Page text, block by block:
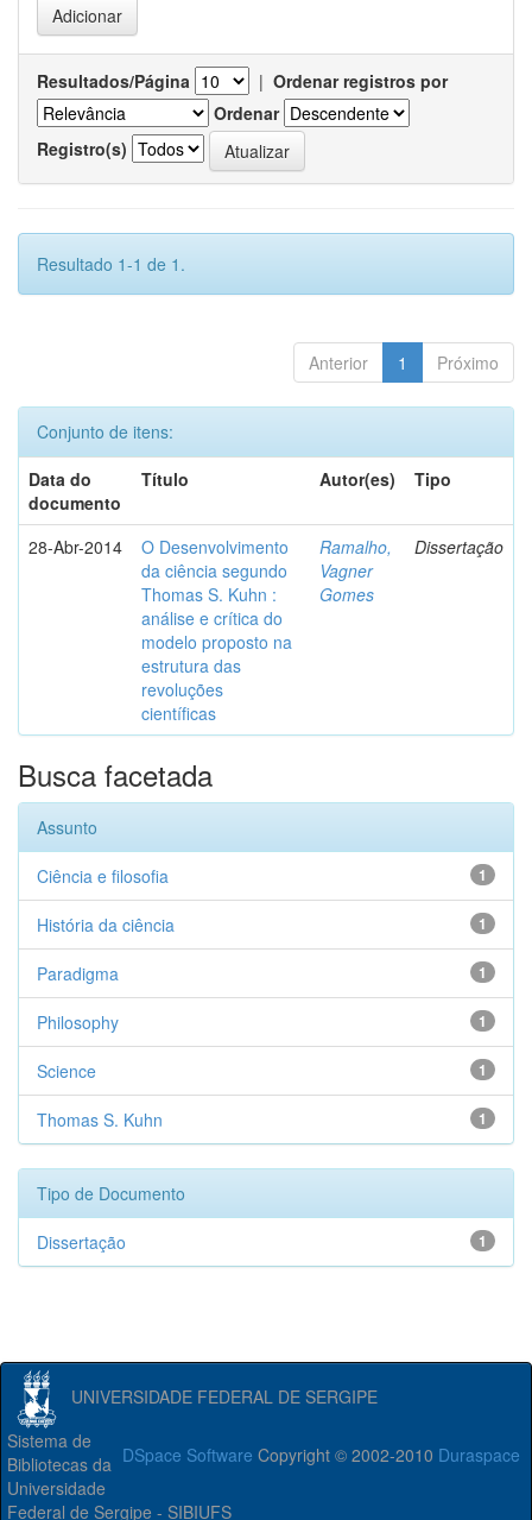
Resultados/Página | Ordenar registros por
Ordenar
Registro(s)
Resultado 1-1 de 1.
Anterior 1 Próximo
Conjunto de itens:
Data do
documento
Título Autor(es) Tipo
28-Abr-2014
O Desenvolvimento
da ciência segundo
Thomas S. Kuhn :
análise e crítica do
modelo proposto na
estrutura das
revoluções
científicas
Ramalho,
Vagner
Gomes
Dissertação
Busca facetada
Assunto
1
Ciência e filosofia
1
História da ciência
1
Paradigma
1
Philosophy
1
Science
1
Thomas S. Kuhn
Tipo de Documento
1
Dissertação
UNIVERSIDADE FEDERAL DE SERGIPE
DSpace Software Copyright © 2002-2010 Duraspace
Sistema de
Bibliotecas da
Universidade
Federal de Sergipe - SIBIUFS